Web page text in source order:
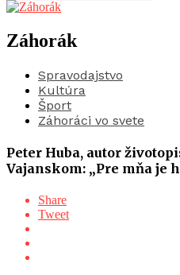
Záhorák
Spravodajstvo
Kultúra
Šport
Záhoráci vo svete
Peter Huba, autor
Vajanskom: „Pre mňa je
Share
Tweet